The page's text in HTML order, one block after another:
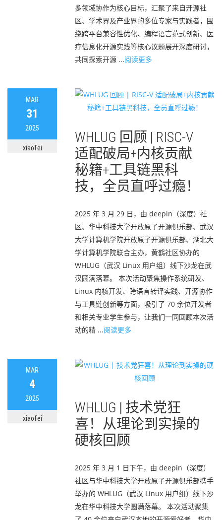
多领域协作为核心目标，汇聚了来自开源社
区、学术界及产业界的多位专家与实践者，围
绕跨平台兼容性优化、编程语言范式创新、医
疗信息化开源实践等核心议题展开深度研讨，
共同探索开源 ...阅读更多
MAR
31
2025
xiaofei
WHLUG 回顾 | RISC-V
适配破局+内核贡献
秘籍+工具链黑科
技，全员直呼过瘾！
2025 年 3 月 29 日，由 deepin（深度）社
区、华中科技大学开放原子开源俱乐部、武汉
大学计算机学院开放原子开源俱乐部、湖北大
学计算机学院联合主办，黄鹤社区协办的
WHLUG（武汉 Linux 用户组）线下沙龙在武
汉圆满落幕。 本次活动聚焦操作系统研发、
Linux 内核开发、跨语言转译实践、开源协作
与工具链创新等方面，吸引了 70 余位开发者
和相关专业学生参与，让我们一同回顾本次活
动的精 ...阅读更多
MAR
4
2025
xiaofei
WHLUG | 技术党狂
喜！从理论到实操的
硬核回顾
2025 年 3 月 1 日下午，由 deepin（深度）
社区与华中科技大学开放原子开源俱乐部携手
举办的 WHLUG（武汉 Linux 用户组）线下沙
龙在华中科技大学圆满落幕。 本次活动聚集